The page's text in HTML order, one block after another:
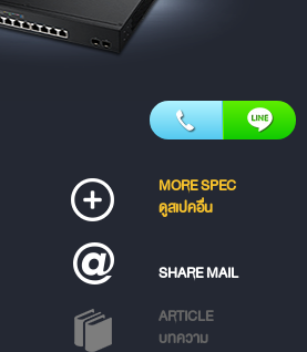
MORE SPEC
ดูสเปคอื่น
SHARE MAIL
ARTICLE
บทความ